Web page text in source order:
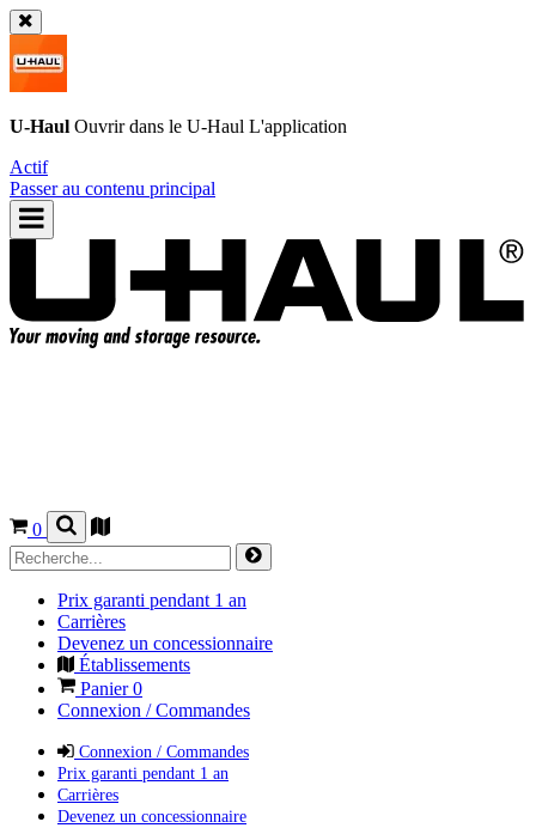
U-Haul Ouvrir dans le U-Haul L'application
Actif
Passer au contenu principal
0
Prix garanti pendant 1 an
Carrières
Devenez un concessionnaire
Établissements
Panier0
Connexion / Commandes
Connexion / Commandes
Prix garanti pendant 1 an
Carrières
Devenez un concessionnaire